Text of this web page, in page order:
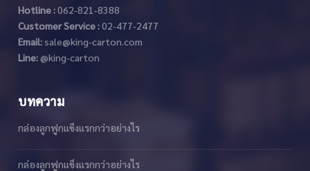
Hotline :062-821-8388
Customer Service :02-477-2477
Email: sale@king-carton.com
Line:@king-carton
บทความ
กล่องลูกฟูกเเข็งเเรกกว่าอย่างไร
กล่องลูกฟูกเเข็งเเรกกว่าอย่างไร